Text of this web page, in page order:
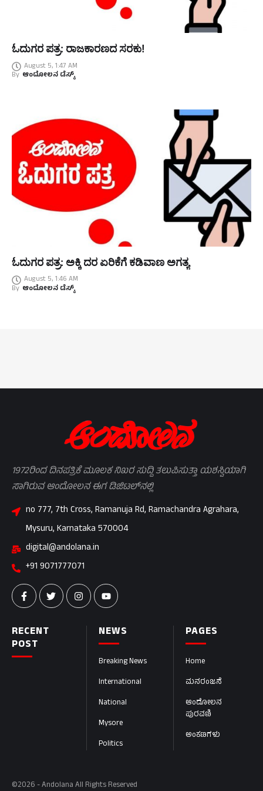
ಓದುಗರ ಪತ್ರ: ರಾಜಕಾರಣದ ಸರಕು!
August 5, 1:47 AM
By ಆಂದೋಲನ ಡೆಸ್ಕ್
ಓದುಗರ ಪತ್ರ: ಅಕ್ಕಿ ದರ ಏರಿಕೆಗೆ ಕಡಿವಾಣ ಅಗತ್ಯ
August 5, 1:46 AM
By ಆಂದೋಲನ ಡೆಸ್ಕ್
PAGES
Home
ಮನರಂಜನೆ
ಆಂದೋಲನ
ಪುರವಣಿ
ಅಂಕಣಗಳು
NEWS
Breaking News
International
National
Mysore
Politics
RECENT
POST
1972ರಿಂದ ದಿನಪತ್ರಿಕೆ ಮೂಲಕ ನಿಖರ ಸುದ್ದಿ ತಲುಪಿಸುತ್ತಾ ಯಶಸ್ವಿಯಾಗಿ
ಸಾಗಿರುವ ಆಂದೋಲನ ಈಗ ಡಿಜಿಟಲ್‌ನಲ್ಲಿ
no 777, 7th Cross, Ramanuja Rd, Ramachandra Agrahara,
Mysuru, Karnataka 570004
digital@andolana.in
+91 9071777071
©2026 - Andolana All Rights Reserved